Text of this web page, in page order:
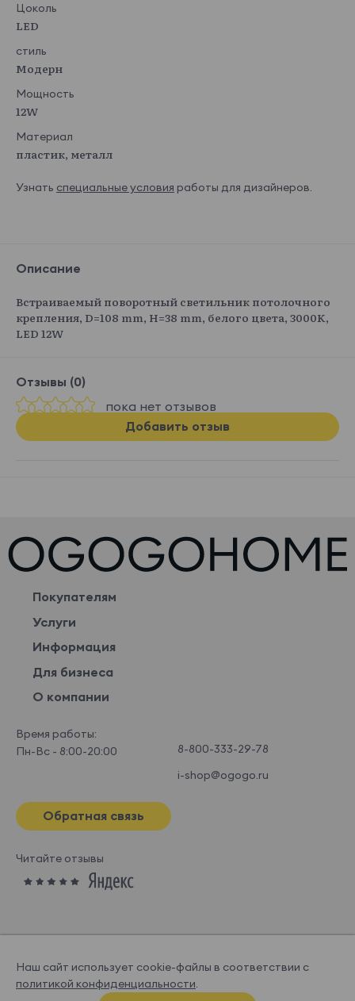
Цоколь
LED
стиль
Модерн
Мощность
12W
Материал
пластик, металл
Узнать специальные условия работы для дизайнеров.
Описание
Встраиваемый поворотный светильник потолочного
крепления, D=108 mm, H=38 mm, белого цвета, 3000K,
LED 12W
Отзывы (0)
пока нет отзывов
Добавить отзыв
Покупателям
Услуги
Информация
Для бизнеса
О компании
Время работы:
Пн-Вс - 8:00-20:00
8-800-333-29-78
i-shop@ogogo.ru
Обратная связь
Читайте отзывы
© OGOGOHOME, 2026
Наш сайт использует cookie-файлы в соответствии с
политикой конфиденциальности.